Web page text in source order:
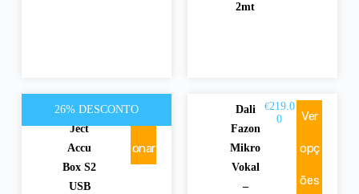
2mt
26% DESCONTO
Pro-
Ject
Accu
Box S2
USB
€145.00
Adici
onar
Dali
Fazon
Mikro
Vokal
–
€219.0
0
Ver
opç
ões